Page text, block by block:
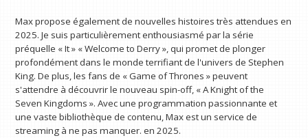
Max propose également de nouvelles histoires très attendues en
2025. Je suis particulièrement enthousiasmé par la série
préquelle « It » « Welcome to Derry », qui promet de plonger
profondément dans le monde terrifiant de l'univers de Stephen
King. De plus, les fans de « Game of Thrones » peuvent
s'attendre à découvrir le nouveau spin-off, « A Knight of the
Seven Kingdoms ». Avec une programmation passionnante et
une vaste bibliothèque de contenu, Max est un service de
streaming à ne pas manquer. en 2025.